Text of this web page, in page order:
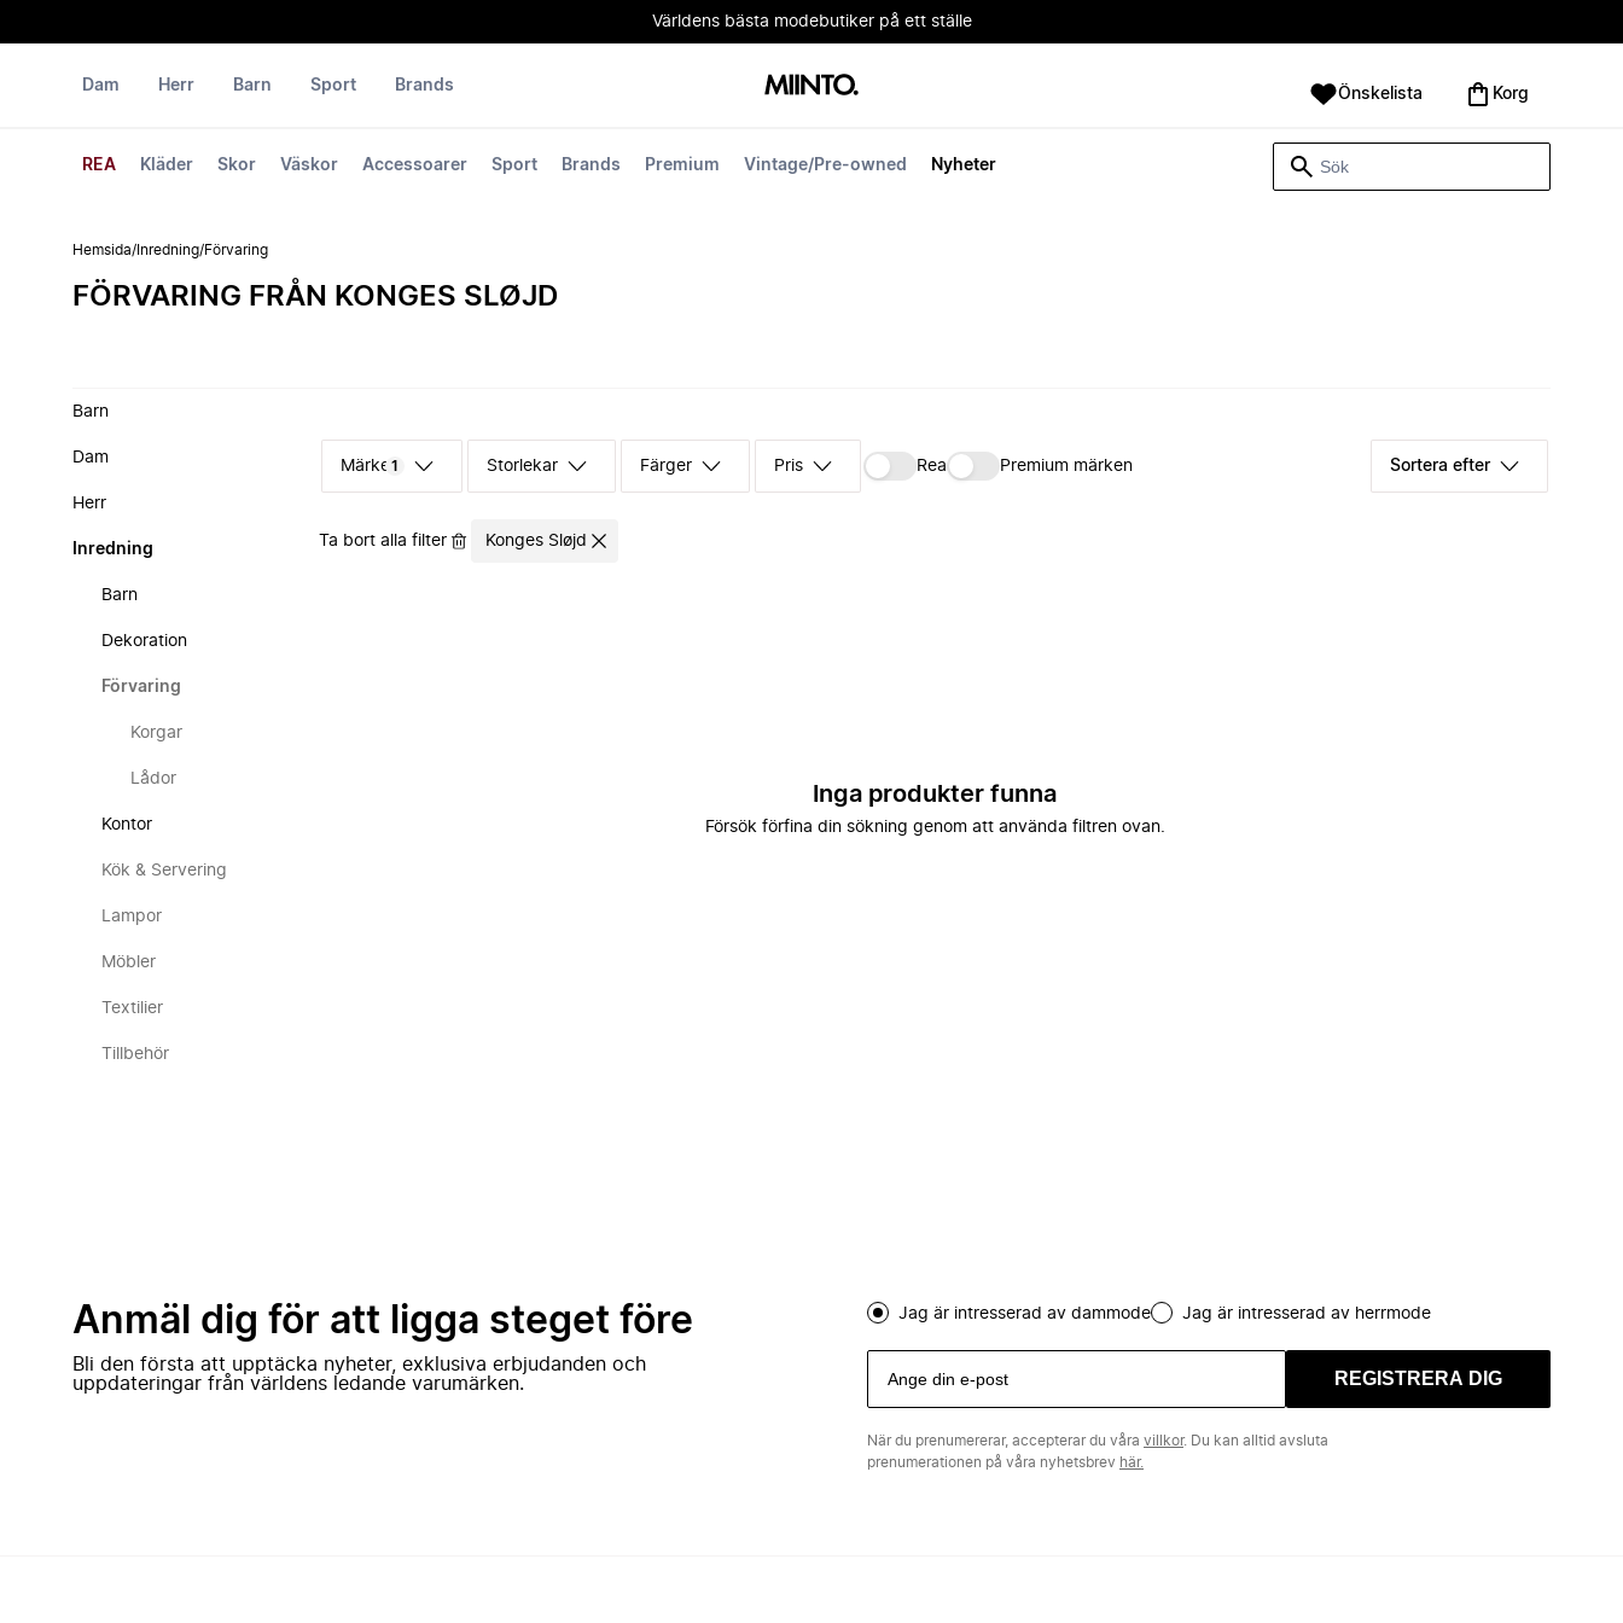
Världens bästa modebutiker på ett ställe
Dam
REA Kläder Skor Väskor Accessoarer Sport Brands Premium Vintage/Pre-owned Nyheter
Herr Barn Sport Brands Önskelista Korg
Hemsida/ Inredning/Förvaring
FÖRVARING FRÅN KONGES SLØJD
Barn
Dam
Herr
Inredning
Barn
Dekoration
Förvaring
Korgar
Lådor
Kontor
Kök & Servering
Lampor
Möbler
Textilier
Tillbehör
Märke 1 Storlekar Färger Pris Rea Premium märken Sortera efter
Ta bort alla filter Konges Sløjd
Inga produkter funna
Försök förfina din sökning genom att använda filtren ovan.
Anmäl dig för att ligga steget före
Bli den första att upptäcka nyheter, exklusiva erbjudanden och
uppdateringar från världens ledande varumärken.
Jag är intresserad av dammode Jag är intresserad av herrmode
REGISTRERA DIG
När du prenumererar, accepterar du våra villkor. Du kan alltid avsluta
prenumerationen på våra nyhetsbrev här.